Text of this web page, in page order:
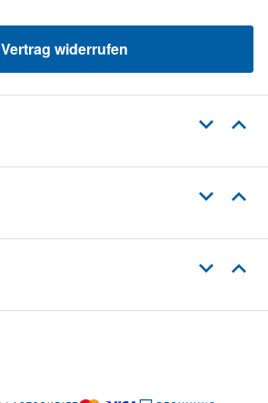
Vertrag widerrufen